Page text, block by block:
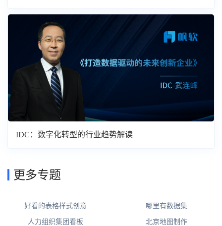
IDC：数字化转型的行业趋势解读
更多专题
好看的表格样式创意 哪里有数据集
人力组织集团看板 北京地图制作